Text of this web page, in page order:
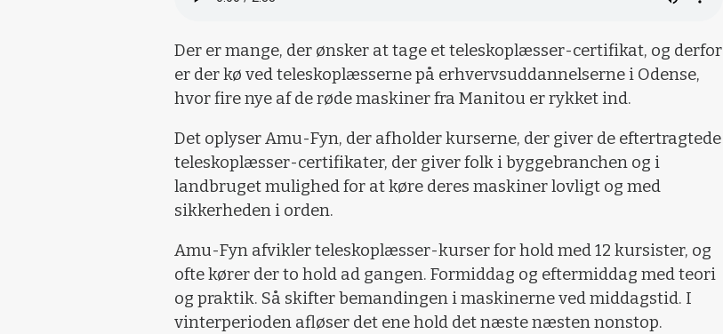
Der er mange, der ønsker at tage et teleskoplæsser-certifikat, og derfor
er der kø ved teleskoplæsserne på erhvervsuddannelserne i Odense,
hvor fire nye af de røde maskiner fra Manitou er rykket ind.
Det oplyser Amu-Fyn, der afholder kurserne, der giver de eftertragtede
teleskoplæsser-certifikater, der giver folk i byggebranchen og i
landbruget mulighed for at køre deres maskiner lovligt og med
sikkerheden i orden.
Amu-Fyn afvikler teleskoplæsser-kurser for hold med 12 kursister, og
ofte kører der to hold ad gangen. Formiddag og eftermiddag med teori
og praktik. Så skifter bemandingen i maskinerne ved middagstid. I
vinterperioden afløser det ene hold det næste næsten nonstop.